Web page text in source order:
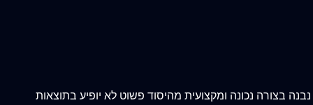
בצורה נכונה ומקצועית מהיסוד פשוט לא יופיע בתוצאות